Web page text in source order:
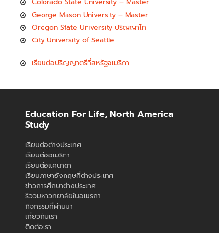
Colorado State University – Master
George Mason University – Master
Oregon State University ปริญญาโท
City University of Seattle
เรียนต่อปริญญาตรีที่สหรัฐอเมริกา
Education For Life, North America
Study
เรียนต่อต่างประเทศ
เรียนต่ออเมริกา
เรียนต่อแคนาดา
เรียนภาษาอังกฤษที่ต่างประเทศ
ข่าวการศึกษาต่างประเทศ
รีวิวมหาวิทยาลัยในอเมริกา
กิจกรรมที่ผ่านมา
เกี่ยวกับเรา
ติดต่อเรา